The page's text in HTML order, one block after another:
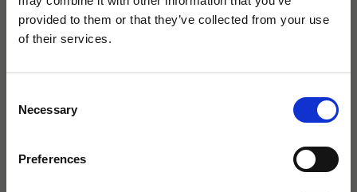
provided to them or that they’ve collected from your use
of their services.
Selection
Necessary
Preferences